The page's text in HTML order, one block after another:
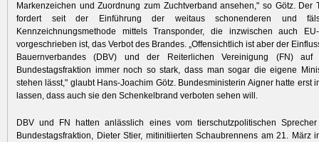
Markenzeichen und Zuordnung zum Zuchtverband ansehen," so Götz. Der
fordert seit der Einführung der weitaus schonenderen und
Kennzeichnungsmethode mittels Transponder, die inzwischen auch
vorgeschrieben ist, das Verbot des Brandes. „Offensichtlich ist aber der
Bauernverbandes (DBV) und der Reiterlichen Vereinigung (FN) auf
Bundestagsfraktion immer noch so stark, dass man sogar die eigene
stehen lässt," glaubt Hans-Joachim Götz. Bundesministerin Aigner hatte erst
lassen, dass auch sie den Schenkelbrand verboten sehen will.
DBV und FN hatten anlässlich eines vom tierschutzpolitischen
Bundestagsfraktion, Dieter Stier, mitinitiierten Schaubrennens am 21. März